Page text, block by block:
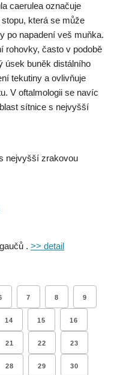
caerulea označuje
která se může
po napadení veš muňka.
rohovky, často v podobě
úsek buněk distálního
tekutiny a ovlivňuje
V oftalmologii se navíc
sítnice s nejvyšší
nejvyšší zrakovou
. >> detail
7 8 9
14 15 16
21 22 23
28 29 30